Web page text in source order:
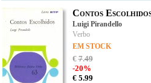
Contos
Luigi Pirandello
Verbo
EM STOCK
€7.49
-20%
€ 5.99